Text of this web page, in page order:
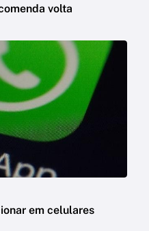
volta
em celulares